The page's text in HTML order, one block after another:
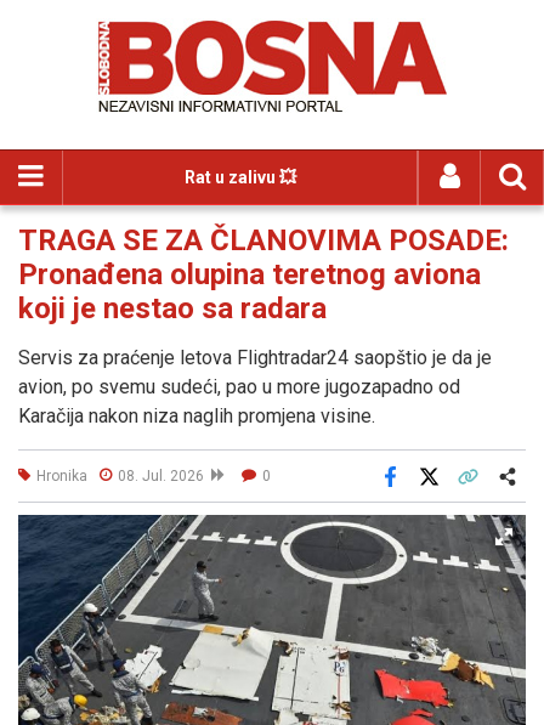
Rat u zalivu 💥
TRAGA SE ZA ČLANOVIMA POSADE:
Pronađena olupina teretnog aviona
koji je nestao sa radara
Servis za praćenje letova Flightradar24 saopštio je da je
avion, po svemu sudeći, pao u more jugozapadno od
Karačija nakon niza naglih promjena visine.
Hronika 08. Jul. 2026 0
Facebook